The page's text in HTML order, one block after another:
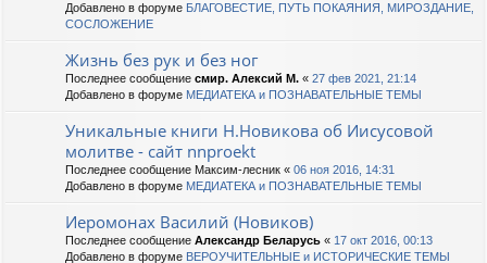
Добавлено в форуме БЛАГОВЕСТИЕ, ПУТЬ ПОКАЯНИЯ, МИРОЗДАНИЕ,
СОСЛОЖЕНИЕ
Жизнь без рук и без ног
Последнее сообщение смир. Алексий М. « 27 фев 2021, 21:14
Добавлено в форуме МЕДИАТЕКА и ПОЗНАВАТЕЛЬНЫЕ ТЕМЫ
Уникальные книги Н.Новикова об Иисусовой
молитве - сайт nnproekt
Последнее сообщение Максим-лесник « 06 ноя 2016, 14:31
Добавлено в форуме МЕДИАТЕКА и ПОЗНАВАТЕЛЬНЫЕ ТЕМЫ
Иеромонах Василий (Новиков)
Последнее сообщение Александр Беларусь « 17 окт 2016, 00:13
Добавлено в форуме ВЕРОУЧИТЕЛЬНЫЕ и ИСТОРИЧЕСКИЕ ТЕМЫ